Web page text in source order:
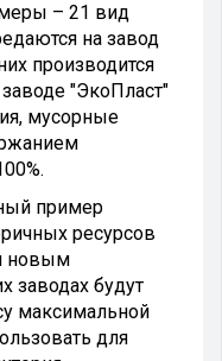
– 21 вид
на завод
производится
"ЭкоПласт"
мусорные
пример
ресурсов
новым
заводах будут
максимальной
для